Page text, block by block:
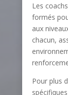
Les
formés
aux
chacun,
Pour plus